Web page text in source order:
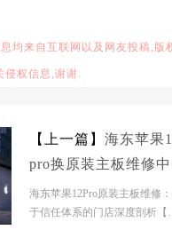
均来自互联网以及网友投稿,
侵权信息,谢谢.
【上一篇】 海东苹果
pro换原装主板维修
大概多少钱
海东苹果12Pro原装主板维修
于信任体系的门店深度剖析【